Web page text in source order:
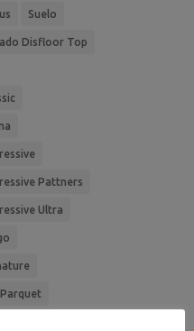
Suelo
Disfloor Top
Pattners
Ultra